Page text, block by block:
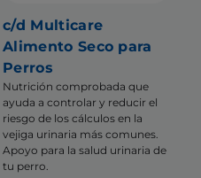
c/d Multicare
Alimento Seco para
Perros
Nutrición comprobada que
ayuda a controlar y reducir el
riesgo de los cálculos en la
vejiga urinaria más comunes.
Apoyo para la salud urinaria de
tu perro.